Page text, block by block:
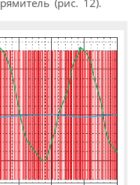
(рис. 12).